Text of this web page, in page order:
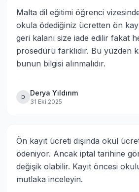
Malta dil eğitimi öğrenci
okula ödediğiniz ücretten ön
geri kalanı size iade edilir fakat
prosedürü farklıdır. Bu yüzden
bunun bilgisi alınmalıdır.
D Derya Yıldırım
31 Eki 2025
Ön kayıt ücreti dışında okul
ödeniyor. Ancak iptal tarihine
değişik olabilir. Kayıt öncesi
mutlaka inceleyin.